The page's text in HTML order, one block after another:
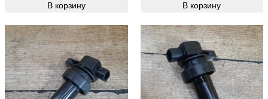
В корзину В корзину